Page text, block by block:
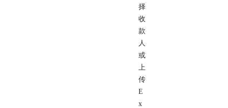
择
收
款
人
或
上
传
E
x